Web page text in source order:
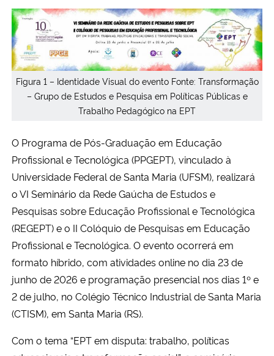
Ministério do Turismo
Ministério do Desenvolvimento Regional
Controladoria-Geral da União
Secretaria-Geral
Secretaria de Governo
Gabinete de Segurança Institucional
Advocacia-Geral da União
Banco Central do Brasil
Figura 1 – Identidade Visual do evento Fonte: Transformação
– Grupo de Estudos e Pesquisa em Políticas Públicas e
Trabalho Pedagógico na EPT
O Programa de Pós-Graduação em Educação
Profissional e Tecnológica (PPGEPT), vinculado à
Universidade Federal de Santa Maria (UFSM), realizará
o VI Seminário da Rede Gaúcha de Estudos e
Pesquisas sobre Educação Profissional e Tecnológica
(REGEPT) e o II Colóquio de Pesquisas em Educação
Profissional e Tecnológica. O evento ocorrerá em
formato híbrido, com atividades online no dia 23 de
junho de 2026 e programação presencial nos dias 1º e
2 de julho, no Colégio Técnico Industrial de Santa Maria
(CTISM), em Santa Maria (RS).
Com o tema “EPT em disputa: trabalho, políticas